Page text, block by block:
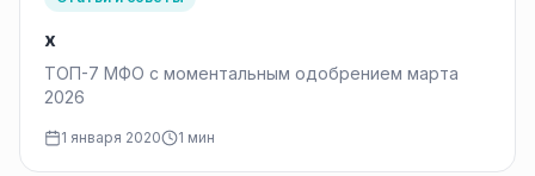
x
ТОП-7 МФО с моментальным одобрением марта
2026
1 января 2020 1 мин